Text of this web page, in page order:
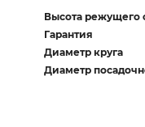
Высота режущего
Гарантия
Диаметр круга
Диаметр